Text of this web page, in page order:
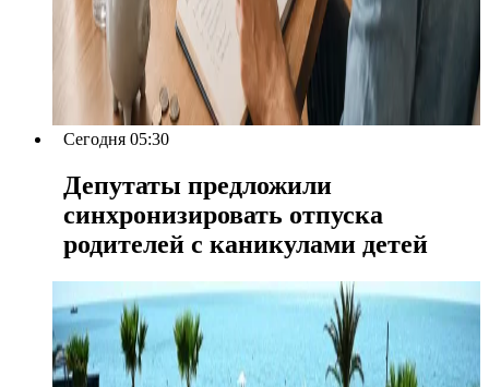
Сегодня 05:30
Депутаты предложили
синхронизировать отпуска
родителей с каникулами детей